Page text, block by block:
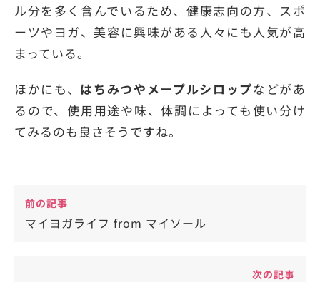
ル分を多く含んでいるため、健康志向の方、スポ
ーツやヨガ、美容に興味がある人々にも人気が高
まっている。
ほかにも、 はちみつやメープルシロップなどがあ
るので、使用用途や味、体調によっても使い分け
てみるのも良さそうですね。
前の記事
マイヨガライフ from マイソール
次の記事